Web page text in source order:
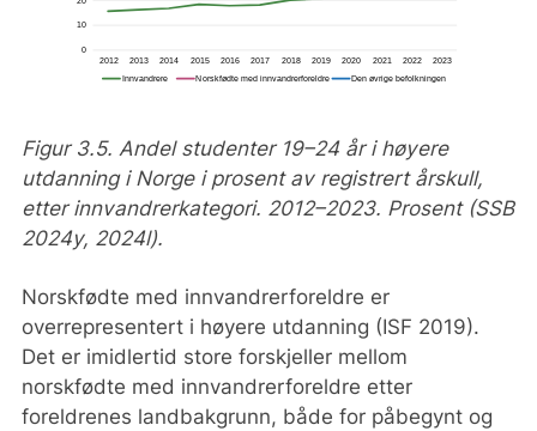
Figur 3.5. Andel studenter 19–24 år i høyere
utdanning i Norge i prosent av registrert årskull,
etter innvandrerkategori. 2012–2023. Prosent (SSB
2024y, 2024l).
Norskfødte med innvandrerforeldre er
overrepresentert i høyere utdanning (ISF 2019).
Det er imidlertid store forskjeller mellom
norskfødte med innvandrerforeldre etter
foreldrenes landbakgrunn, både for påbegynt og